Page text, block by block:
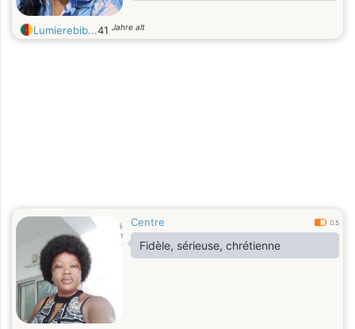
Lumierebib...41 Jahre alt
Centre 0.5
Fidèle, sérieuse, chrétienne